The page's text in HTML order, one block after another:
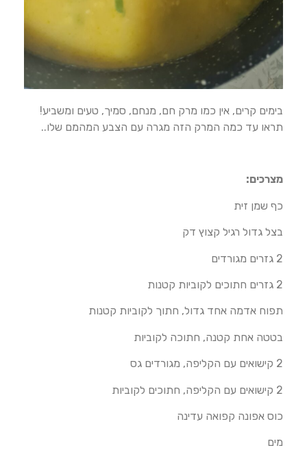
בימים קרים, אין כמו מרק חם, מנחם, סמיך, טעים ומשביע!
תראו עד כמה המרק הזה מגרה עם הצבע המהמם שלו..
מצרכים:
כף שמן זית
בצל גדול רגיל קצוץ דק
2 גזרים מגורדים
2 גזרים חתוכים לקוביות קטנות
תפוח אדמה אחד גדול, חתוך לקוביות קטנות
בטטה אחת קטנה, חתוכה לקוביות
2 קישואים עם הקליפה, מגורדים גס
2 קישואים עם הקליפה, חתוכים לקוביות
כוס אפונה קפואה עדינה
מים